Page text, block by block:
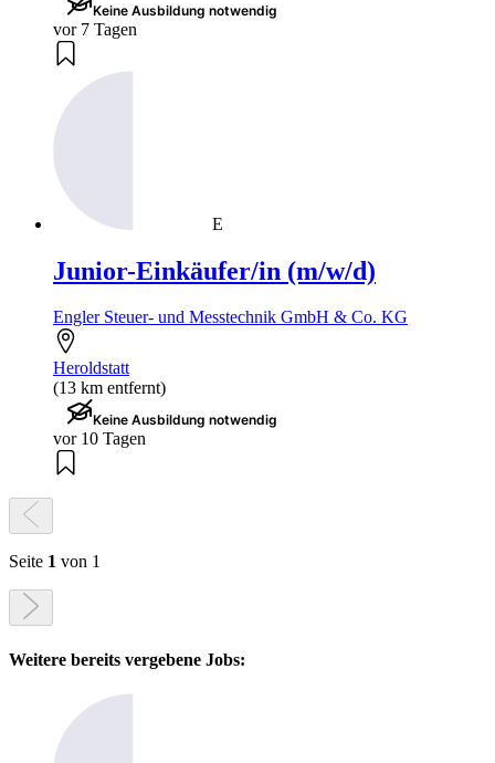
Keine Ausbildung notwendig
vor 7 Tagen
E
Junior-Einkäufer/in (m/w/d)
Engler Steuer- und Messtechnik GmbH & Co. KG
Heroldstatt
(13 km entfernt)
Keine Ausbildung notwendig
vor 10 Tagen
Seite 1 von 1
Weitere bereits vergebene Jobs: